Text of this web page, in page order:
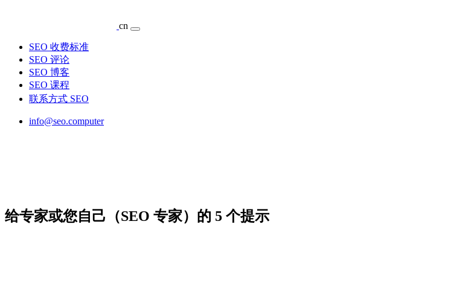
cn
SEO 收费标准
SEO 评论
SEO 博客
SEO 课程
联系方式 SEO
info@seo.computer
给专家或您自己（SEO 专家）的 5 个提示